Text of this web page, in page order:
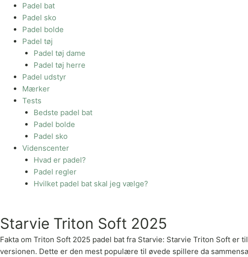
Padel bat
Padel sko
Padel bolde
Padel tøj
Padel tøj dame
Padel tøj herre
Padel udstyr
Mærker
Tests
Bedste padel bat
Padel bolde
Padel sko
Videnscenter
Hvad er padel?
Padel regler
Hvilket padel bat skal jeg vælge?
Starvie Triton Soft 2025
Fakta om Triton Soft 2025 padel bat fra Starvie: Starvie Triton Soft
versionen. Dette er den mest populære til øvede spillere da